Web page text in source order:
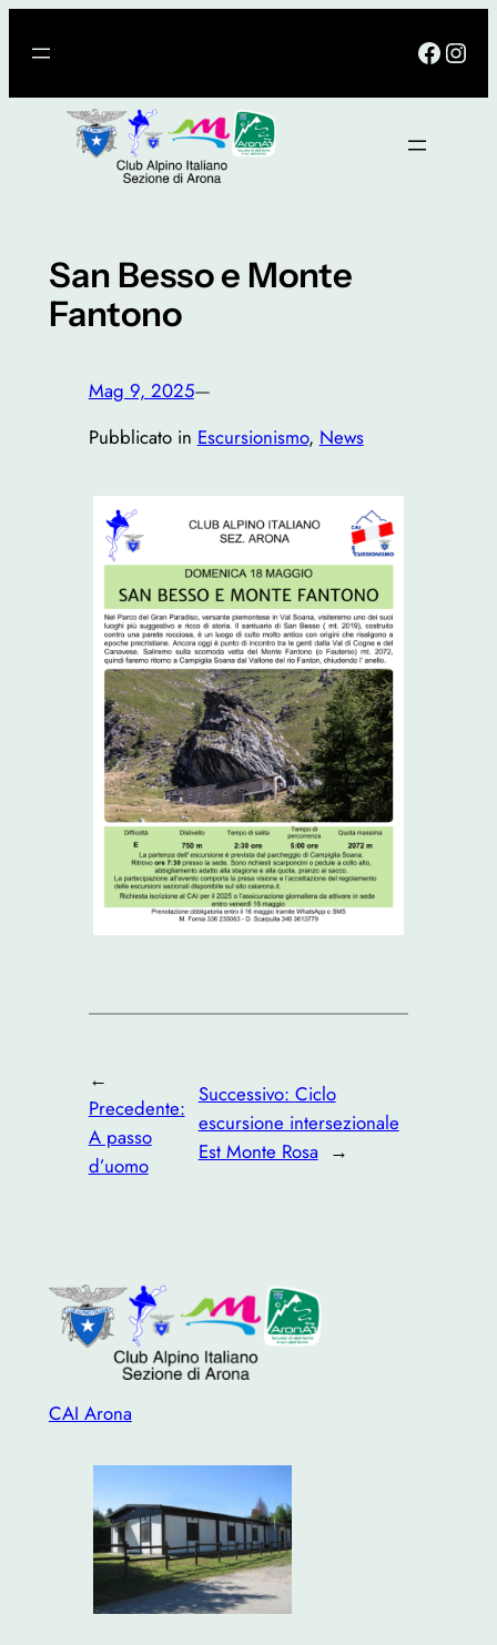
San Besso e Monte
Fantono
Mag 9, 2025—
Pubblicato in Escursionismo, News
←
Precedente:
A passo
d’uomo
Successivo: Ciclo
escursione intersezionale
Est Monte Rosa →
CAI Arona